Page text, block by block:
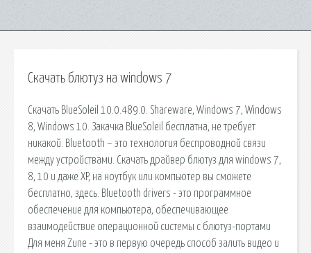
Скачать блютуз на windows 7
Скачать BlueSoleil 10.0.489.0. Shareware, Windows 7, Windows
8, Windows 10. Закачка BlueSoleil бесплатна, не требует
никакой. Bluetooth – это технология беспроводной связи
между устройствами. Скачать драйвер блютуз для windows 7,
8, 10 и даже XP, на ноутбук или компьютер вы сможете
бесплатно, здесь. Bluetooth drivers - это программное
обеспечение для компьютера, обеспечивающее
взаимодействие операционной системы с блютуз-портами
Для меня Zune - это в первую очередь способ залить видео и